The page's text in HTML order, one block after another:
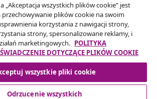
umowy
od umowy dotyczącej
od umowy
„Akceptacja wszystkich plików cookie” jest
plików cookie na swoim
korzystania z nawigacji strony,
strony, spersonalizowane reklamy, i
marketingowych. POLITYKA
DOTYCZĄCE PLIKÓW COOKIE
wszystkie pliki cookie
Odrzucenie wszystkich